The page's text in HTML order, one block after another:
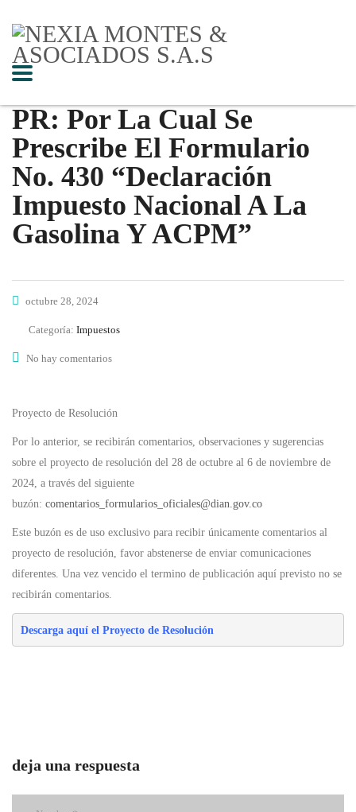
PR: Por La Cual Se
Prescribe El Formulario
No. 430 “Declaración
Impuesto Nacional A La
Gasolina Y ACPM”
octubre 28, 2024
Categoría: Impuestos
No hay comentarios
Proyecto de Resolución
Por lo anterior, se recibirán comentarios, observaciones y sugerencias
sobre el proyecto de resolución del 28 de octubre al 6 de noviembre de
2024, a través del siguiente
buzón: comentarios_formularios_oficiales@dian.gov.co
Este buzón es de uso exclusivo para recibir únicamente comentarios al
proyecto de resolución, favor abstenerse de enviar comunicaciones
diferentes. Una vez vencido el termino de publicación aquí previsto no se
recibirán comentarios.
Descarga aquí el Proyecto de Resolución
deja una respuesta